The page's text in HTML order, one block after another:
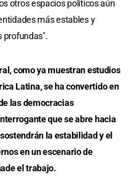
otros espacios políticos aún
más estables y
profundas".
como ya muestran estudios
Latina, se ha convertido en
las democracias
que se abre hacia
la estabilidad y el
en un escenario de
el trabajo.